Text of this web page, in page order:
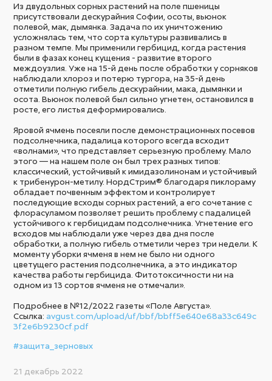
Из двудольных сорных растений на поле пшеницы
присутствовали дескурайния Софии, осоты, вьюнок
полевой, мак, дымянка. Задача по их уничтожению
усложнялась тем, что сорта культуры развивались в
разном темпе. Мы применили гербицид, когда растения
были в фазах конец кущения - развитие второго
междоузлия. Уже на 15-й день после обработки у сорняков
наблюдали хлороз и потерю тургора, на 35-й день
отметили полную гибель дескурайнии, мака, дымянки и
осота. Вьюнок полевой был сильно угнетен, остановился в
росте, его листья деформировались.
Яровой ячмень посеяли после демонстрационных посевов
подсолнечника, падалица которого всегда всходит
«волнами», что представляет серьезную проблему. Мало
этого — на нашем поле он был трех разных типов:
классический, устойчивый к имидазолинонам и устойчивый
к трибенурон-метилу. НордСтрим® благодаря пиклораму
обладает почвенным эффектом и контролирует
последующие всходы сорных растений, а его сочетание с
флорасуламом позволяет решить проблему с падалицей
устойчивого к гербицидам подсолнечника. Угнетение его
всходов мы наблюдали уже через два дня после
обработки, а полную гибель отметили через три недели. К
моменту уборки ячменя в нем не было ни одного
цветущего растения подсолнечника, а это индикатор
качества работы гербицида. Фитотоксичности ни на
одном из 13 сортов ячменя не отмечали».
Подробнее в №12/2022 газеты «Поле Августа».
Ссылка: avgust.com/upload/uf/bbf/bbff5e640e68a33c649c
3f2e6b9230cf.pdf
#защита_зерновых
21 декабрь 2022